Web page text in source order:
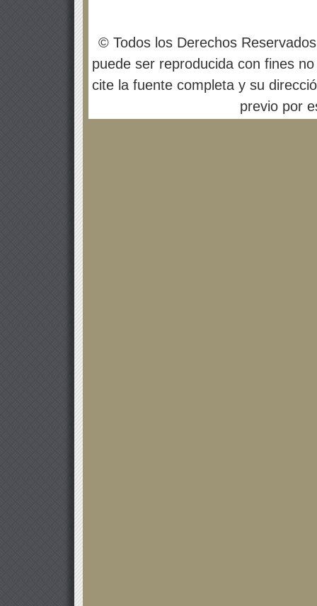
© Todos los Derechos
puede ser reproducida con fines
cite la fuente completa y su
previo por